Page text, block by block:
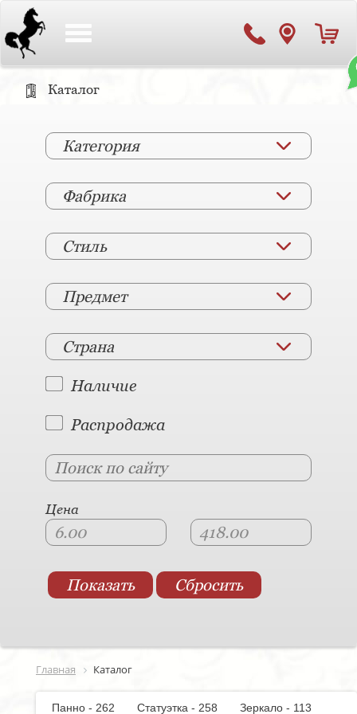
Каталог
Категория
Фабрика
Стиль
Предмет
Страна
Наличие
Распродажа
Цена
Главная Каталог
Панно - 262 Статуэтка - 258
Зеркало - 113